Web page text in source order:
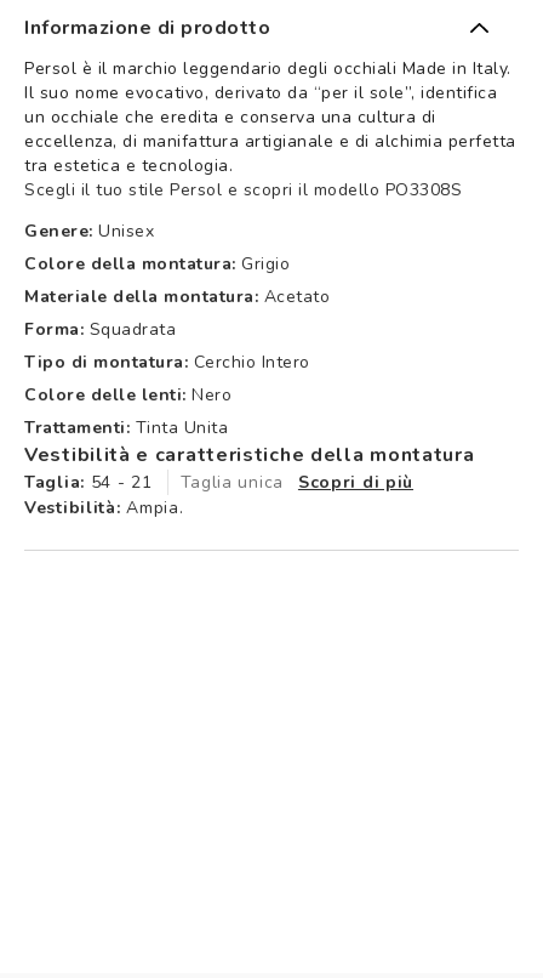
Informazione di prodotto
Persol è il marchio leggendario degli occhiali Made in Italy.
Il suo nome evocativo, derivato da “per il sole”, identifica
un occhiale che eredita e conserva una cultura di
eccellenza, di manifattura artigianale e di alchimia perfetta
tra estetica e tecnologia.
Scegli il tuo stile Persol e scopri il modello PO3308S
Genere: Unisex
Colore della montatura: Grigio
Materiale della montatura: Acetato
Forma: Squadrata
Tipo di montatura: Cerchio Intero
Colore delle lenti: Nero
Trattamenti: Tinta Unita
Vestibilità e caratteristiche della montatura
Taglia: 54 - 21 Taglia unica
Scopri di più
Vestibilità: Ampia.